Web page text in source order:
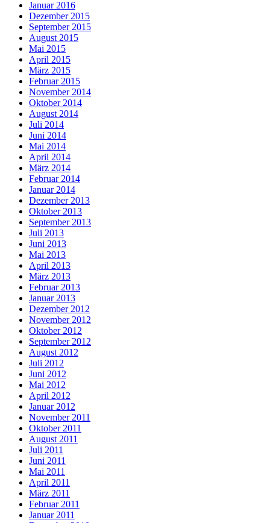
Januar 2016
Dezember 2015
September 2015
August 2015
Mai 2015
April 2015
März 2015
Februar 2015
November 2014
Oktober 2014
August 2014
Juli 2014
Juni 2014
Mai 2014
April 2014
März 2014
Februar 2014
Januar 2014
Dezember 2013
Oktober 2013
September 2013
Juli 2013
Juni 2013
Mai 2013
April 2013
März 2013
Februar 2013
Januar 2013
Dezember 2012
November 2012
Oktober 2012
September 2012
August 2012
Juli 2012
Juni 2012
Mai 2012
April 2012
Januar 2012
November 2011
Oktober 2011
August 2011
Juli 2011
Juni 2011
Mai 2011
April 2011
März 2011
Februar 2011
Januar 2011